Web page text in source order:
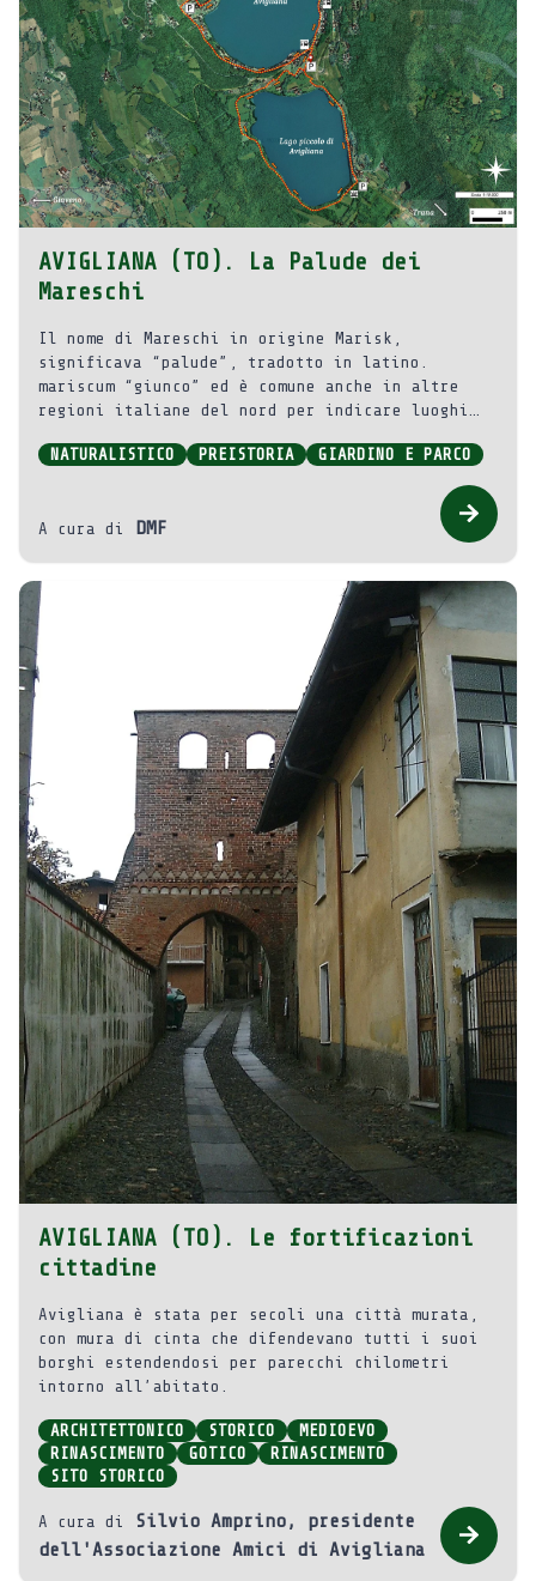
AVIGLIANA (TO). La Palude dei
Mareschi
Il nome di Mareschi in origine Marisk,
significava “palude”, tradotto in latino.
mariscum “giunco” ed è comune anche in altre
regioni italiane del nord per indicare luoghi
NATURALISTICO
PREISTORIA GIARDINO E PARCO
A cura di DMF
AVIGLIANA (TO). Le fortificazioni
cittadine
Avigliana è stata per secoli una città murata,
con mura di cinta che difendevano tutti i suoi
borghi estendendosi per parecchi chilometri
intorno all’abitato.
ARCHITETTONICO STORICO
MEDIOEVO
RINASCIMENTO
GOTICO
RINASCIMENTO
SITO STORICO
A cura di
Silvio Amprino, presidente
dell'Associazione Amici di Avigliana